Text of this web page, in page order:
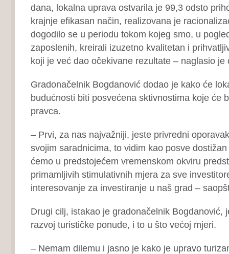
dana, lokalna uprava ostvarila je 99,3 odsto
krajnje efikasan način, realizovana je
dogodilo se u periodu tokom kojeg smo, u
zaposlenih, kreirali izuzetno kvalitetan i
koji je već dao očekivane rezultate – naglasio je
Gradonačelnik Bogdanović dodao je kako će
budućnosti biti posvećena sktivnostima koje će
pravca.
– Prvi, za nas najvažniji, jeste privredni
svojim saradnicima, to vidim kao posve
ćemo u predstojećem vremenskom okviru
primamljivih stimulativnih mjera za sve
interesovanje za investiranje u naš grad –
Drugi cilj, istakao je gradonačelnik Bogdanović,
razvoj turističke ponude, i to u što većoj mjeri.
– Nemam dilemu i jasno je kako je upravo